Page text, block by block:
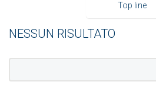
Top line
NESSUN RISULTATO